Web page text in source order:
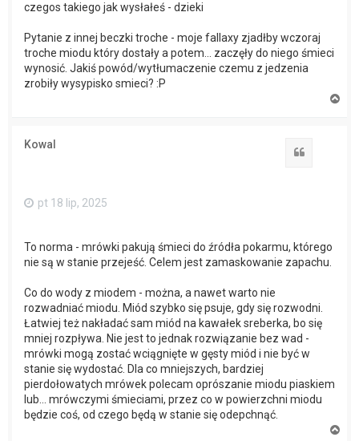
czegos takiego jak wysłałeś - dzieki
Pytanie z innej beczki troche - moje fallaxy zjadłby wczoraj
troche miodu który dostały a potem... zaczęły do niego śmieci
wynosić. Jakiś powód/wytłumaczenie czemu z jedzenia
zrobiły wysypisko smieci? :P
Kowal
pt 18 lip, 2025
To norma - mrówki pakują śmieci do źródła pokarmu, którego
nie są w stanie przejeść. Celem jest zamaskowanie zapachu.
Co do wody z miodem - można, a nawet warto nie
rozwadniać miodu. Miód szybko się psuje, gdy się rozwodni.
Łatwiej też nakładać sam miód na kawałek sreberka, bo się
mniej rozpływa. Nie jest to jednak rozwiązanie bez wad -
mrówki mogą zostać wciągnięte w gęsty miód i nie być w
stanie się wydostać. Dla co mniejszych, bardziej
pierdołowatych mrówek polecam oprószanie miodu piaskiem
lub... mrówczymi śmieciami, przez co w powierzchni miodu
będzie coś, od czego będą w stanie się odepchnąć.